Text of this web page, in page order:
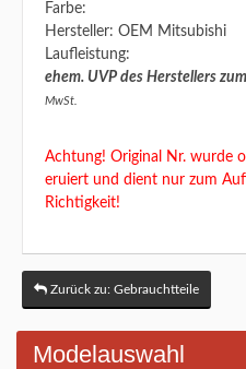
Farbe:
Hersteller: OEM Mitsubishi
Laufleistung:
ehem. UVP des Herstellers
MwSt.
Achtung! Original Nr. wurde
eruiert und dient nur zum
Richtigkeit!
Zurück zu: Gebrauchtteile
Modelauswahl